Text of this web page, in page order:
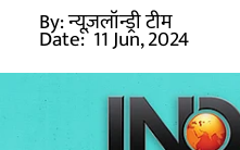
By:न्यूज़लॉन्ड्री टीम
Date: 11 Jun, 2024